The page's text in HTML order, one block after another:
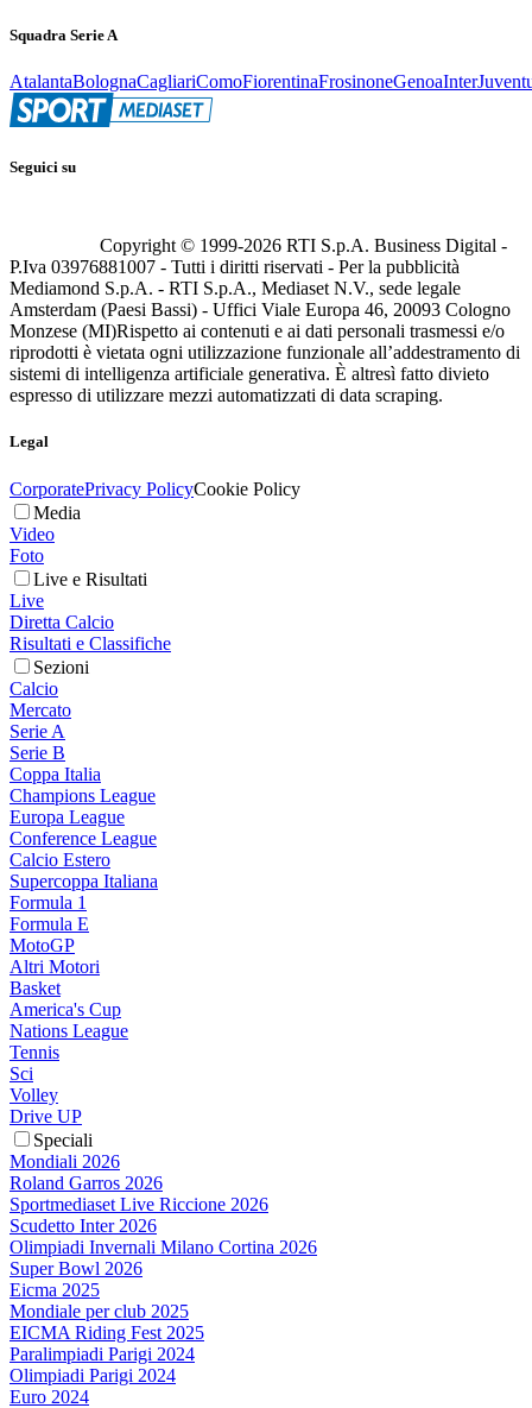
Squadra Serie A
AtalantaBolognaCagliariComoFiorentinaFrosinoneGenoaInter
Seguici su
Copyright © 1999-2026 RTI S.p.A. Business Digital -
P.Iva 03976881007 - Tutti i diritti riservati - Per la pubblicità
Mediamond S.p.A. - RTI S.p.A., Mediaset N.V., sede legale
Amsterdam (Paesi Bassi) - Uffici Viale Europa 46, 20093 Cologno
Monzese (MI)Rispetto ai contenuti e ai dati personali trasmessi e/o
riprodotti è vietata ogni utilizzazione funzionale all’addestramento di
sistemi di intelligenza artificiale generativa. È altresì fatto divieto
espresso di utilizzare mezzi automatizzati di data scraping.
Legal
CorporatePrivacy PolicyCookie Policy
Media
Video
Foto
Live e Risultati
Live
Diretta Calcio
Risultati e Classifiche
Sezioni
Calcio
Mercato
Serie A
Serie B
Coppa Italia
Champions League
Europa League
Conference League
Calcio Estero
Supercoppa Italiana
Formula 1
Formula E
MotoGP
Altri Motori
Basket
America's Cup
Nations League
Tennis
Sci
Volley
Drive UP
Speciali
Mondiali 2026
Roland Garros 2026
Sportmediaset Live Riccione 2026
Scudetto Inter 2026
Olimpiadi Invernali Milano Cortina 2026
Super Bowl 2026
Eicma 2025
Mondiale per club 2025
EICMA Riding Fest 2025
Paralimpiadi Parigi 2024
Olimpiadi Parigi 2024
Euro 2024